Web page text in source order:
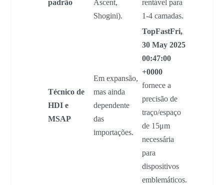
padrão
Ascent,
Shogini).
rentável para
1-4 camadas.
Técnico de
HDI e
MSAP
Em expansão,
mas ainda
dependente
das
importações.
TopFastFri,
30 May 2025
00:47:00
+0000
fornece a
precisão de
traço/espaço
de 15μm
necessária
para
dispositivos
emblemáticos.